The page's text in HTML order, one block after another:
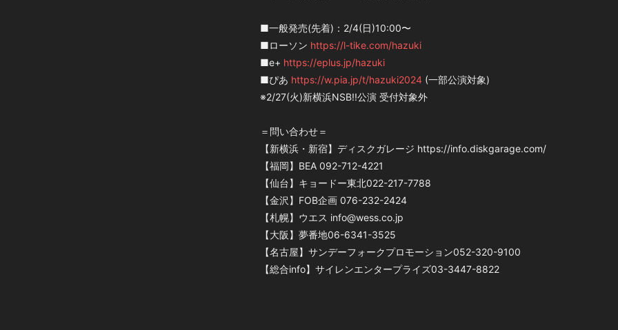
■一般発売(先着)：2/4(日)10:00〜
■ローソン https://l-tike.com/hazuki
■e+ https://eplus.jp/hazuki
■ぴあ https://w.pia.jp/t/hazuki2024 (一部公演対象)
※2/27(火)新横浜NSB!!公演 受付対象外
＝問い合わせ＝
【新横浜・新宿】ディスクガレージ https://info.diskgarage.com/
【福岡】BEA 092-712-4221
【仙台】キョードー東北022-217-7788
【金沢】FOB企画 076-232-2424
【札幌】ウエス info@wess.co.jp
【大阪】夢番地06-6341-3525
【名古屋】サンデーフォークプロモーション052-320-9100
【総合info】サイレンエンタープライズ03-3447-8822